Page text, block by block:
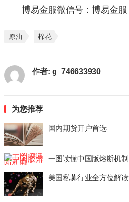
博易金服微信号：博易金服
原油 棉花
作者: g_746633930
为您推荐
国内期货开户首选
一图读懂中国版熔断机制
美国私募行业全方位解读